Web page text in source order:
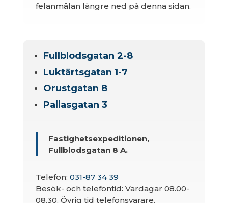
felanmälan längre ned på denna sidan.
Fullblodsgatan 2-8
Luktärtsgatan 1-7
Orustgatan 8
Pallasgatan 3
Fastighetsexpeditionen,
Fullblodsgatan 8 A.
Telefon: 031-87 34 39
Besök- och telefontid: Vardagar 08.00-
08.30. Övrig tid telefonsvarare.